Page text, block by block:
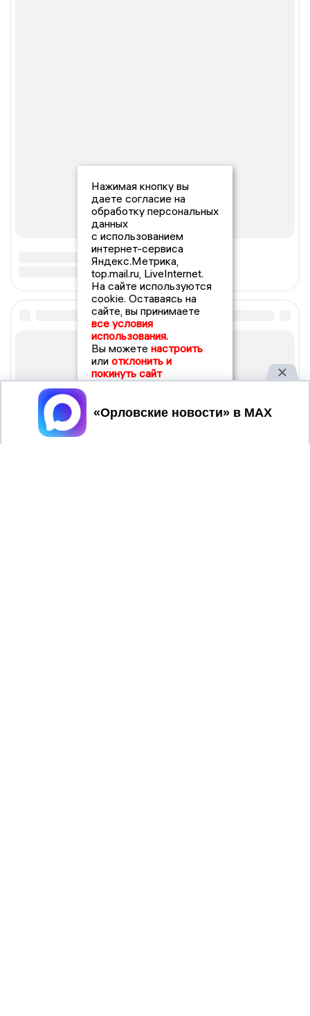
Нажимая кнопку вы
даете согласие на
обработку персональных
данных
с использованием
интернет-сервиса
Яндекс.Метрика,
top.mail.ru, LiveInternet.
На сайте используются
cookie. Оставаясь на
сайте, вы принимаете
все условия
использования.
Вы можете настроить
или отклонить и
покинуть сайт
Принять